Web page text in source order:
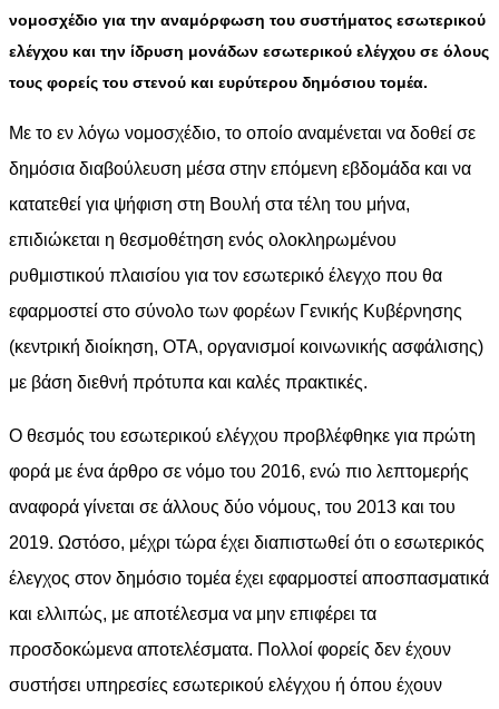
νομοσχέδιο για την αναμόρφωση του συστήματος εσωτερικού
ελέγχου και την ίδρυση μονάδων εσωτερικού ελέγχου σε όλους
τους φορείς του στενού και ευρύτερου δημόσιου τομέα.
Με το εν λόγω νομοσχέδιο, το οποίο αναμένεται να δοθεί σε
δημόσια διαβούλευση μέσα στην επόμενη εβδομάδα και να
κατατεθεί για ψήφιση στη Βουλή στα τέλη του μήνα,
επιδιώκεται η θεσμοθέτηση ενός ολοκληρωμένου
ρυθμιστικού πλαισίου για τον εσωτερικό έλεγχο που θα
εφαρμοστεί στο σύνολο των φορέων Γενικής Κυβέρνησης
(κεντρική διοίκηση, ΟΤΑ, οργανισμοί κοινωνικής ασφάλισης)
με βάση διεθνή πρότυπα και καλές πρακτικές.
Ο θεσμός του εσωτερικού ελέγχου προβλέφθηκε για πρώτη
φορά με ένα άρθρο σε νόμο του 2016, ενώ πιο λεπτομερής
αναφορά γίνεται σε άλλους δύο νόμους, του 2013 και του
2019. Ωστόσο, μέχρι τώρα έχει διαπιστωθεί ότι ο εσωτερικός
έλεγχος στον δημόσιο τομέα έχει εφαρμοστεί αποσπασματικά
και ελλιπώς, με αποτέλεσμα να μην επιφέρει τα
προσδοκώμενα αποτελέσματα. Πολλοί φορείς δεν έχουν
συστήσει υπηρεσίες εσωτερικού ελέγχου ή όπου έχουν